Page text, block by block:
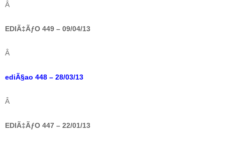
Â
EDIÃ‡ÃƒO 449 – 09/04/13
Â
ediÃ§ao 448 – 28/03/13
Â
EDIÃ‡ÃƒO 447 – 22/01/13